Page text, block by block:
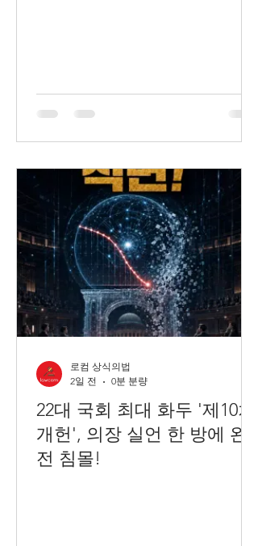
22대 국회 최대 화두 '제10차
개헌', 의장 실언 한 방에 완
전 침몰!
로컴 상식의법
2일 전
0분 분량